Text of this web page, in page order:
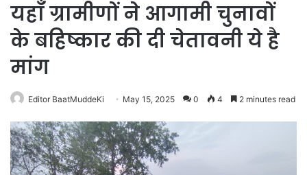
यहाँ ग्रामीणों ने आगामी चुनावों
के बहिष्कार की दी चेतावनी ये है
मांग
Editor BaatMuddeKi May 15, 2025 0 4 2 minutes read